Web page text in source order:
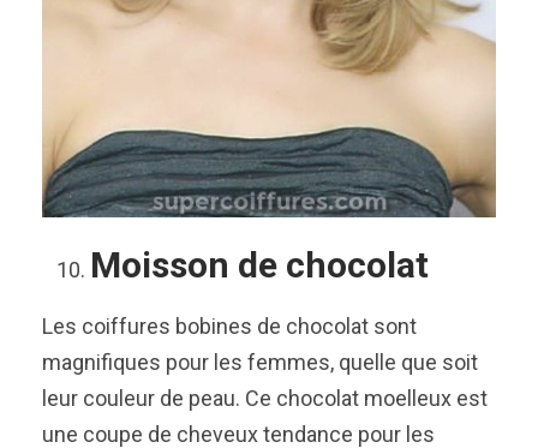
Moisson de chocolat
Les coiffures bobines de chocolat sont
magnifiques pour les femmes, quelle que soit
leur couleur de peau. Ce chocolat moelleux est
une coupe de cheveux tendance pour les